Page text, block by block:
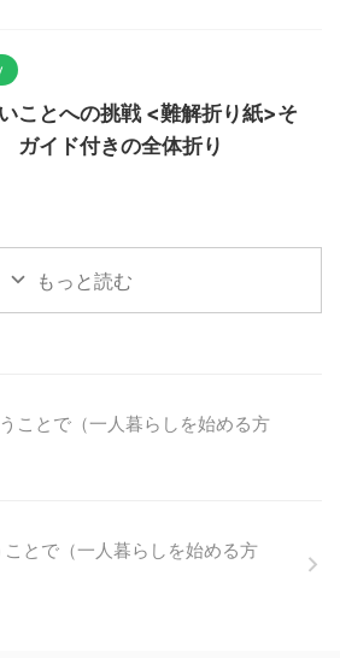
ことへの挑戦 <難解折り紙>そ
ガイド付きの全体折り
もっと読む
ことで（一人暮らしを始める方
とで（一人暮らしを始める方